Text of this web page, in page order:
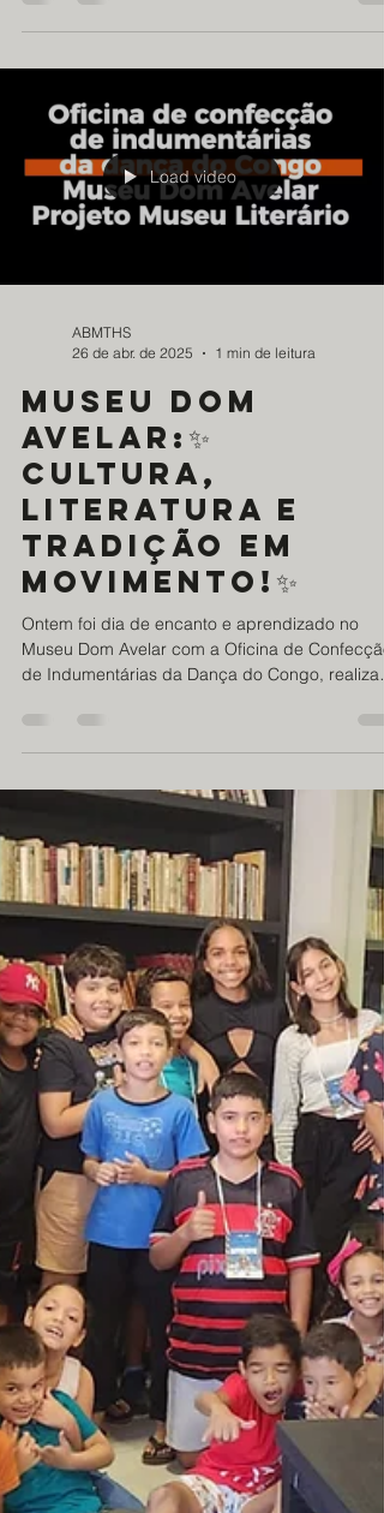
que um...
Load video
26 de abr. de 2025
1 min de leitura
Museu Dom
Avelar:✨
Cultura,
literatura e
tradição em
movimento!✨
Ontem foi dia de encanto e aprendizado no
com...